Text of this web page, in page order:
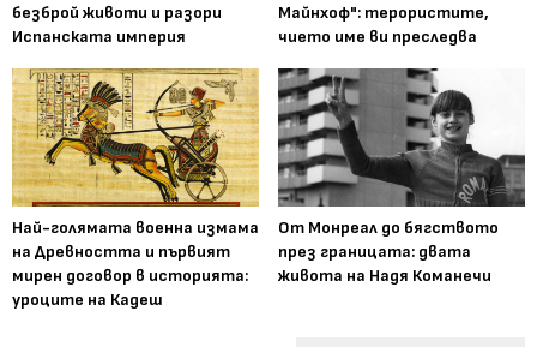
безброй животи и разори
Испанската империя
Майнхоф": терористите,
чието име ви преследва
Най-голямата военна измама
на Древността и първият
мирен договор в историята:
уроците на Кадеш
От Монреал до бягството
през границата: двата
живота на Надя Команечи